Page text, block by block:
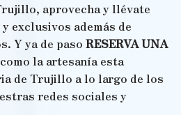
aprovecha y llévate
exclusivos además de
Y ya de paso RESERVA UNA
la artesanía esta
de Trujillo a lo largo de los
redes sociales y